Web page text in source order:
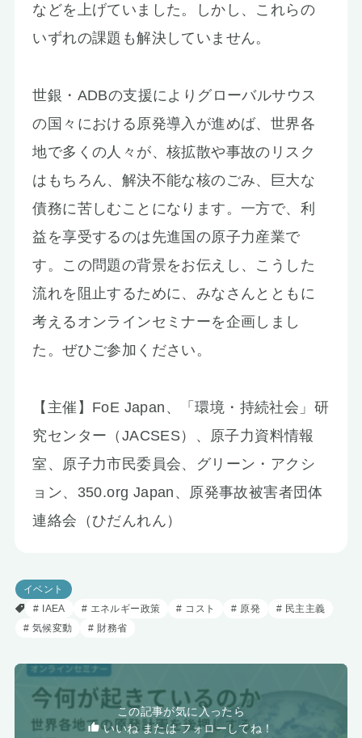
などを上げていました。しかし、これらの
いずれの課題も解決していません。
世銀・ADBの支援によりグローバルサウス
の国々における原発導入が進めば、世界各
地で多くの人々が、核拡散や事故のリスク
はもちろん、解決不能な核のごみ、巨大な
債務に苦しむことになります。一方で、利
益を享受するのは先進国の原子力産業で
す。この問題の背景をお伝えし、こうした
流れを阻止するために、みなさんとともに
考えるオンラインセミナーを企画しまし
た。ぜひご参加ください。
【主催】FoE Japan、「環境・持続社会」研
究センター（JACSES）、原子力資料情報
室、原子力市民委員会、グリーン・アクシ
ョン、350.org Japan、原発事故被害者団体
連絡会（ひだんれん）
イベント
IAEA
エネルギー政策 コスト 原発
民主主義
気候変動
財務省
この記事が気に入ったら
いいね または フォローしてね！